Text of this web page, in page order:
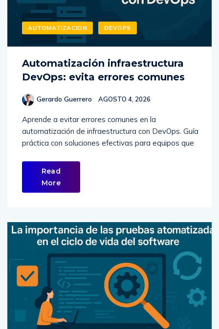
AUTOMATIZACION DEVOPS
Automatización infraestructura
DevOps: evita errores comunes
Gerardo Guerrero AGOSTO 4, 2026
Aprende a evitar errores comunes en la
automatización de infraestructura con DevOps. Guía
práctica con soluciones efectivas para equipos que
Read
More